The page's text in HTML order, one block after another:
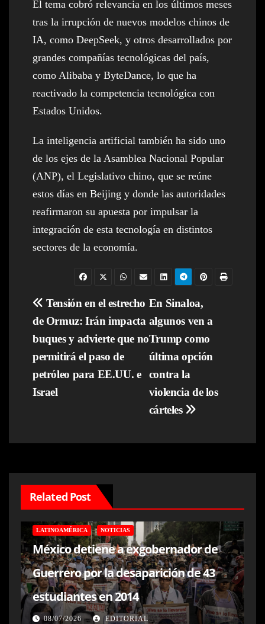
El tema cobró relevancia en los últimos meses
tras la irrupción de nuevos modelos chinos de
IA, como DeepSeek, y otros desarrollados por
grandes compañías tecnológicas del país,
como Alibaba y ByteDance, lo que ha
reactivado la competencia tecnológica con
Estados Unidos.
La inteligencia artificial también ha sido uno
de los ejes de la Asamblea Nacional Popular
(ANP), el Legislativo chino, que se reúne
estos días en Beijing y donde las autoridades
reafirmaron su apuesta por impulsar la
integración de esta tecnología en distintos
sectores de la economía.
Navegación
de
entradas
En Sinaloa,
algunos ven a
Trump como
última opción
contra la
violencia de los
cárteles
Tensión en el estrecho
de Ormuz: Irán impacta
buques y advierte que no
permitirá el paso de
petróleo para EE.UU. e
Israel
Related Post
LATINOAMÉRICA NOTICIAS
México detiene a exgobernador de
Guerrero por la desaparición de 43
estudiantes en 2014
08/07/2026 EDITORIAL